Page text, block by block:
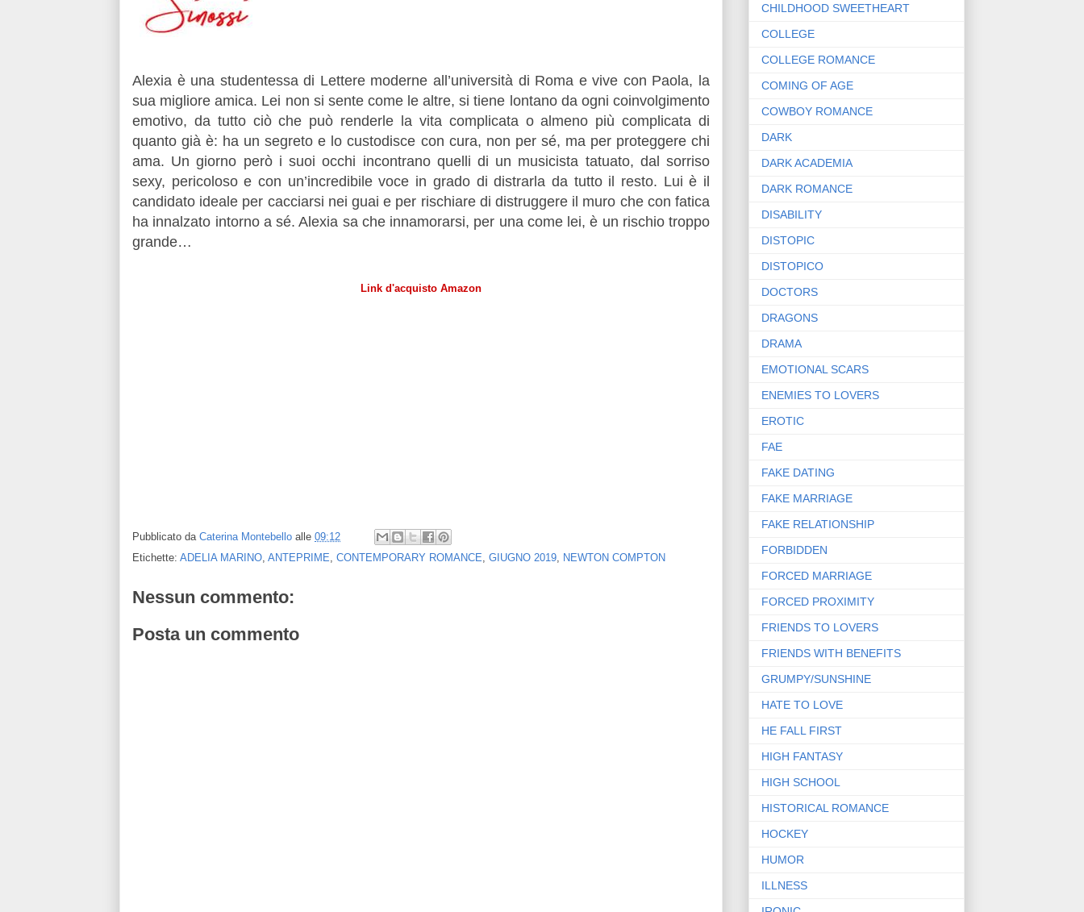
Alexia è una studentessa di Lettere moderne all’università di Roma e vive con Paola, la
sua migliore amica. Lei non si sente come le altre, si tiene lontano da ogni coinvolgimento
emotivo, da tutto ciò che può renderle la vita complicata o almeno più complicata di
quanto già è: ha un segreto e lo custodisce con cura, non per sé, ma per proteggere chi
ama. Un giorno però i suoi occhi incontrano quelli di un musicista tatuato, dal sorriso
sexy, pericoloso e con un’incredibile voce in grado di distrarla da tutto il resto. Lui è il
candidato ideale per cacciarsi nei guai e per rischiare di distruggere il muro che con fatica
ha innalzato intorno a sé. Alexia sa che innamorarsi, per una come lei, è un rischio troppo
grande…
Link d'acquisto Amazon
Pubblicato da Caterina Montebello alle 09:12
Etichette: ADELIA MARINO, ANTEPRIME, CONTEMPORARY ROMANCE, GIUGNO 2019, NEWTON COMPTON
Nessun commento:
Posta un commento
CHILDHOOD SWEETHEART
COLLEGE
COLLEGE ROMANCE
COMING OF AGE
COWBOY ROMANCE
DARK
DARK ACADEMIA
DARK ROMANCE
DISABILITY
DISTOPIC
DISTOPICO
DOCTORS
DRAGONS
DRAMA
EMOTIONAL SCARS
ENEMIES TO LOVERS
EROTIC
FAE
FAKE DATING
FAKE MARRIAGE
FAKE RELATIONSHIP
FORBIDDEN
FORCED MARRIAGE
FORCED PROXIMITY
FRIENDS TO LOVERS
FRIENDS WITH BENEFITS
GRUMPY/SUNSHINE
HATE TO LOVE
HE FALL FIRST
HIGH FANTASY
HIGH SCHOOL
HISTORICAL ROMANCE
HOCKEY
HUMOR
ILLNESS